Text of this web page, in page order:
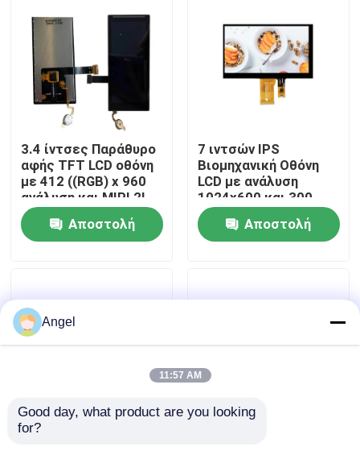
Προϊόντα
Βίντεο
VR παρουσιάστε
Περίπου εμείς
Γύρος εργοστασίων
Μας ελάτε σε επαφή με
3.4 ίντσες Παράθυρο
αφής TFT LCD οθόνη
με 412 ((RGB) x 960
ανάλυση και MIPI 2L
διεπαφή για
βιομηχανική χρήση
Αποστολή
7 ιντσών IPS
Βιομηχανική Οθόνη
LCD με ανάλυση
1024x600 και 300
φωτεινότητας
χωρητική οθόνη αφής
Αποστολή
Οθόνη αφής TFT 2,88
Angel
11:57 AM
Good day, what product are you looking
for?